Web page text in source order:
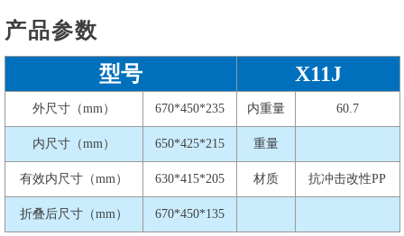
产品参数
型号 X11J
外尺寸（mm） 670*450*235 内重量 60.7
内尺寸（mm） 650*425*215 重量
有效内尺寸（mm） 630*415*205 材质 抗冲击改性PP
折叠后尺寸（mm） 670*450*135